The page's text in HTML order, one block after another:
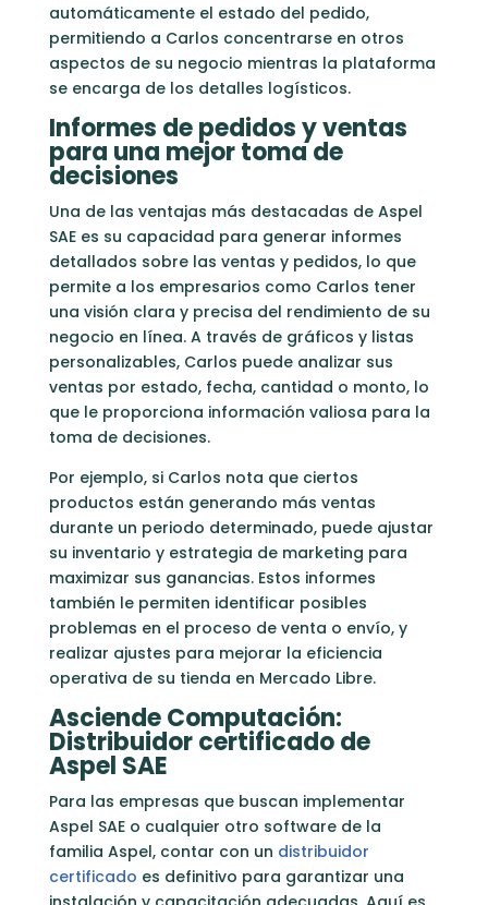
automáticamente el estado del pedido,
permitiendo a Carlos concentrarse en otros
aspectos de su negocio mientras la plataforma
se encarga de los detalles logísticos.
Informes de pedidos y ventas
para una mejor toma de
decisiones
Una de las ventajas más destacadas de Aspel
SAE es su capacidad para generar informes
detallados sobre las ventas y pedidos, lo que
permite a los empresarios como Carlos tener
una visión clara y precisa del rendimiento de su
negocio en línea. A través de gráficos y listas
personalizables, Carlos puede analizar sus
ventas por estado, fecha, cantidad o monto, lo
que le proporciona información valiosa para la
toma de decisiones.
Por ejemplo, si Carlos nota que ciertos
productos están generando más ventas
durante un periodo determinado, puede ajustar
su inventario y estrategia de marketing para
maximizar sus ganancias. Estos informes
también le permiten identificar posibles
problemas en el proceso de venta o envío, y
realizar ajustes para mejorar la eficiencia
operativa de su tienda en Mercado Libre.
Asciende Computación:
Distribuidor certificado de
Aspel SAE
Para las empresas que buscan implementar
Aspel SAE o cualquier otro software de la
familia Aspel, contar con un distribuidor
certificado es definitivo para garantizar una